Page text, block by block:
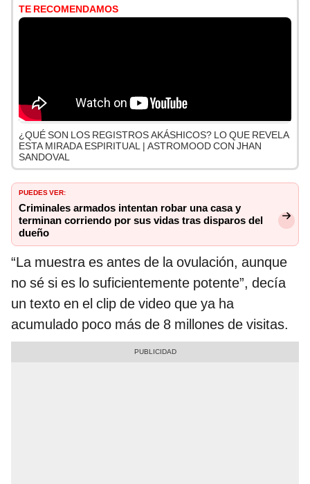
TE RECOMENDAMOS
¿QUÉ SON LOS REGISTROS AKÁSHICOS? LO QUE REVELA
ESTA MIRADA ESPIRITUAL | ASTROMOOD CON JHAN
SANDOVAL
PUEDES VER:
Criminales armados intentan robar una casa y
terminan corriendo por sus vidas tras disparos del
dueño
“La muestra es antes de la ovulación, aunque
no sé si es lo suficientemente potente”, decía
un texto en el clip de video que ya ha
acumulado poco más de 8 millones de visitas.